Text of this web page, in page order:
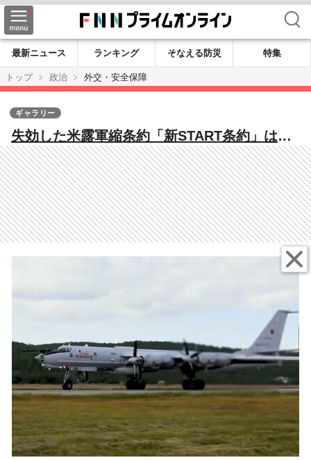
検索
最新ニュース ランキング そなえる防災
特集
トップ
政治 外交・安全保障
失効した米露軍縮条約「新START条約」は何
を規制していたのか？条約想定外の新兵器や
トランプ政権が指摘する中国の台頭含めた新
条約の必要性
ギャラリー